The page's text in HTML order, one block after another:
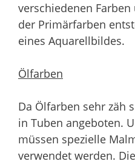
verschiedenen
der Primärfarben
eines Aquarellbildes.
Ölfarben
Da Ölfarben sehr zäh
in Tuben angeboten.
müssen spezielle
verwendet werden.